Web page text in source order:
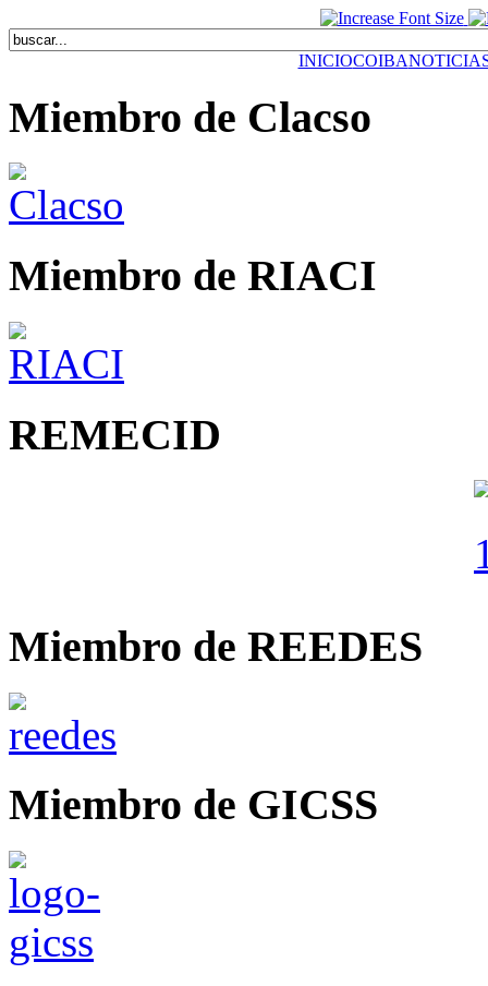
INICIOCOIBA
Miembro de Clacso
Miembro de RIACI
REMECID
Miembro de REEDES
Miembro de GICSS